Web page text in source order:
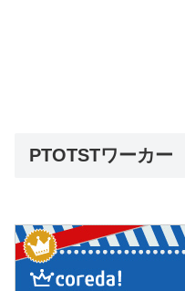
PTOTSTワーカー